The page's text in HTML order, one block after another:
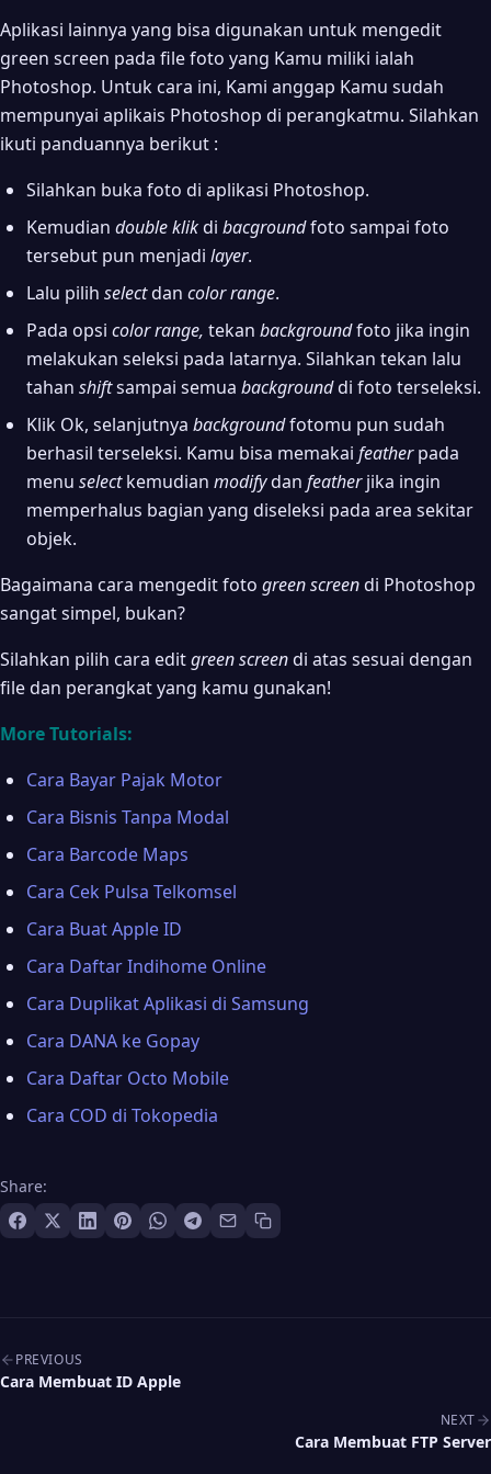
Aplikasi lainnya yang bisa digunakan untuk mengedit
green screen pada file foto yang Kamu miliki ialah
Photoshop. Untuk cara ini, Kami anggap Kamu sudah
mempunyai aplikais Photoshop di perangkatmu. Silahkan
ikuti panduannya berikut :
Silahkan buka foto di aplikasi Photoshop.
Kemudian double klikdi bacgroundfoto sampai foto
tersebut pun menjadi layer.
Lalu pilih selectdan color range.
Pada opsi color range, tekan backgroundfoto jika ingin
melakukan seleksi pada latarnya. Silahkan tekan lalu
tahan shiftsampai semua backgrounddi foto terseleksi.
Klik Ok, selanjutnya backgroundfotomu pun sudah
berhasil terseleksi. Kamu bisa memakai featherpada
menu selectkemudian modifydan featherjika ingin
memperhalus bagian yang diseleksi pada area sekitar
objek.
Bagaimana cara mengedit foto green screendi Photoshop
sangat simpel, bukan?
Silahkan pilih cara editgreen screendi atas sesuai dengan
file dan perangkat yang kamu gunakan!
More Tutorials:
Cara Bayar Pajak Motor
Cara Bisnis Tanpa Modal
Cara Barcode Maps
Cara Cek Pulsa Telkomsel
Cara Buat Apple ID
Cara Daftar Indihome Online
Cara Duplikat Aplikasi di Samsung
Cara DANA ke Gopay
Cara Daftar Octo Mobile
Cara COD di Tokopedia
Share:
Post navigation
PREVIOUS
Cara Membuat ID Apple
NEXT
Cara Membuat FTP Server